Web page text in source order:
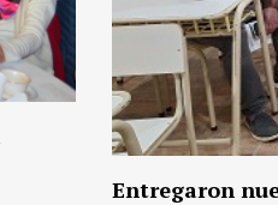
Entregaron